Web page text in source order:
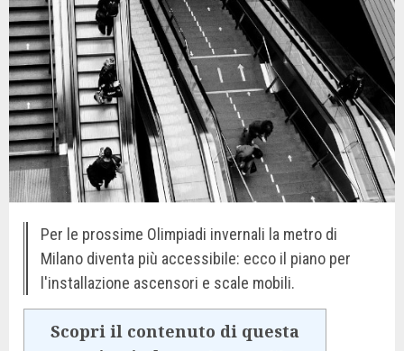
Per le prossime Olimpiadi invernali la metro di
Milano diventa più accessibile: ecco il piano per
l'installazione ascensori e scale mobili.
Scopri il contenuto di questa